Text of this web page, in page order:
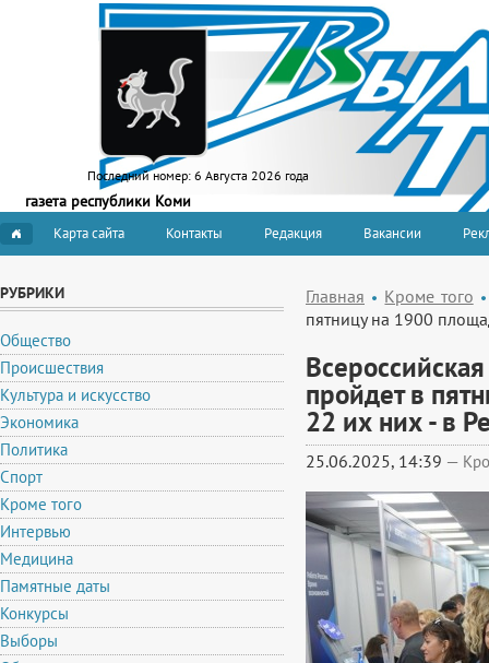
Последний номер: 6 Августа 2026 года
газета республики Коми
Карта сайта Контакты Редакция Вакансии
РУБРИКИ
Общество
Происшествия
Культура и искусство
Экономика
Политика
Спорт
Кроме того
Интервью
Медицина
Памятные даты
Конкурсы
Выборы
Главная
Кроме того
пятницу на 1900
пройдет в
22 их них - в
25.06.2025, 14:39 —